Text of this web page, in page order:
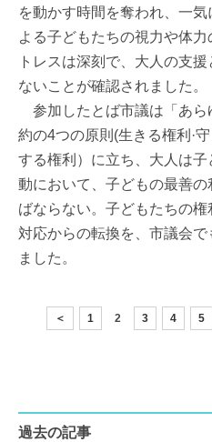
を動かす時間を奪われ、一
よる子どもたちの視力や体
トレスは深刻で、大人の支
ないことが確認されました。
参加したとば市議は「あら
約の4つの原則(生きる権利·
する権利）に立ち、大人は
動において、子どもの最善
ばならない。子どもたちの
対応からの転換を、市議会
ました。
＜ 1 2 3 4 5
過去の記事